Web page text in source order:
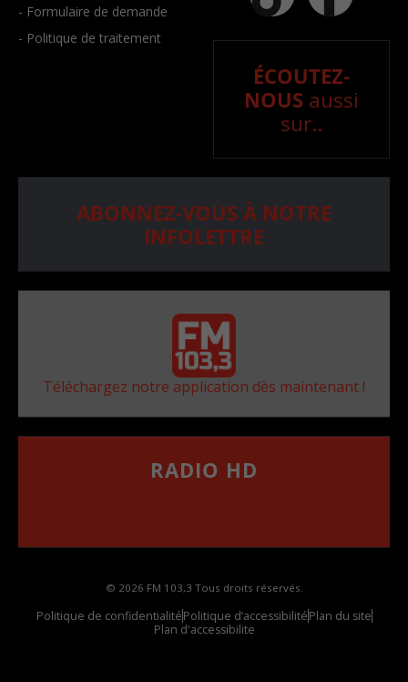
- Formulaire de demande
- Politique de traitement
ÉCOUTEZ-
NOUS aussi
sur..
ABONNEZ-VOUS À NOTRE
INFOLETTRE
Téléchargez notre application dès maintenant !
RADIO HD
© 2026 FM 103,3 Tous droits réservés.
Politique de confidentialitéPolitique d’accessibilitéPlan du site
Plan d'accessibilite